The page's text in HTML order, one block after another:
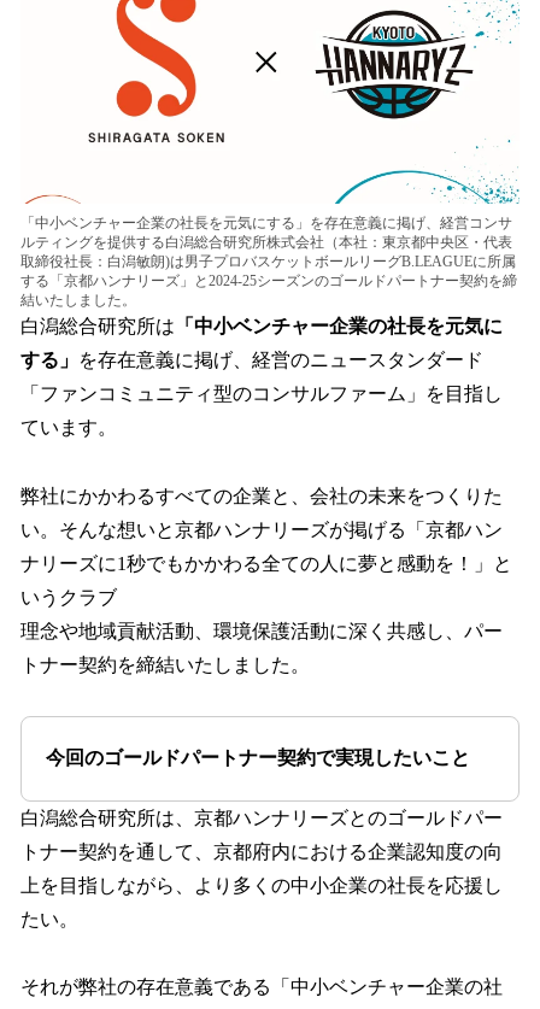
「中小ベンチャー企業の社長を元気にする」を存在意義に掲げ、経営コンサ
ルティングを提供する白潟総合研究所株式会社（本社：東京都中央区・代表
取締役社長：白潟敏朗)は男子プロバスケットボールリーグB.LEAGUEに所属
する「京都ハンナリーズ」と2024-25シーズンのゴールドパートナー契約を締
結いたしました。
白潟総合研究所は 「中小ベンチャー企業の社長を元気に
する」 を存在意義に掲げ、経営のニュースタンダード
「ファンコミュニティ型のコンサルファーム」を目指し
ています。
弊社にかかわるすべての企業と、会社の未来をつくりた
い。そんな想いと京都ハンナリーズが掲げる「京都ハン
ナリーズに1秒でもかかわる全ての人に夢と感動を！」と
いうクラブ
理念や地域貢献活動、環境保護活動に深く共感し、パー
トナー契約を締結いたしました。
今回のゴールドパートナー契約で実現したいこと
白潟総合研究所は、京都ハンナリーズとのゴールドパー
トナー契約を通して、京都府内における企業認知度の向
上を目指しながら、より多くの中小企業の社長を応援し
たい。
それが弊社の存在意義である「中小ベンチャー企業の社